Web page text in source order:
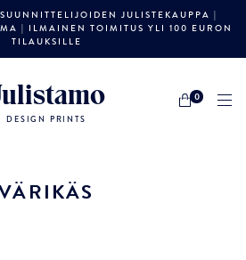
JULISTEKAUPPA |
| ILMAINEN TOIMITUS YLI 100 EURON
TILAUKSILLE
DESIGN PRINTS
0